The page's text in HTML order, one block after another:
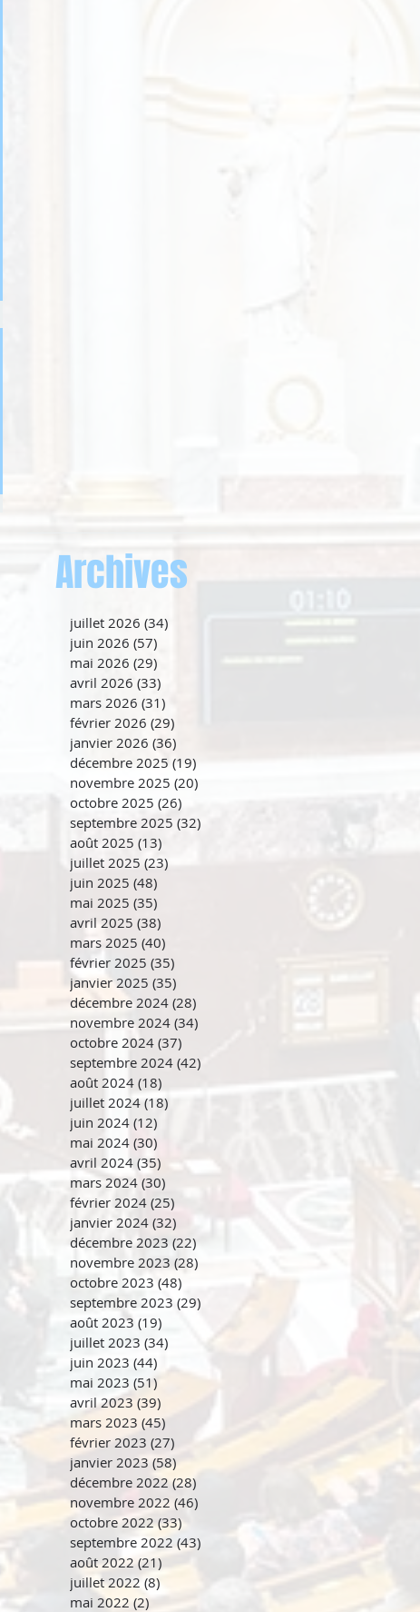
Archives
juillet 2026 (34)
juin 2026 (57)
mai 2026 (29)
avril 2026 (33)
mars 2026 (31)
février 2026 (29)
janvier 2026 (36)
décembre 2025 (19)
novembre 2025 (20)
octobre 2025 (26)
septembre 2025 (32)
août 2025 (13)
juillet 2025 (23)
juin 2025 (48)
mai 2025 (35)
avril 2025 (38)
mars 2025 (40)
février 2025 (35)
janvier 2025 (35)
décembre 2024 (28)
novembre 2024 (34)
octobre 2024 (37)
septembre 2024 (42)
août 2024 (18)
juillet 2024 (18)
juin 2024 (12)
mai 2024 (30)
avril 2024 (35) 35 posts
mars 2024 (30)
février 2024 (25)
janvier 2024 (32) 32 posts
décembre 2023 (22)
novembre 2023 (28)
octobre 2023 (48)
septembre 2023 (29)
août 2023 (19)
juillet 2023 (34) 34 posts
juin 2023 (44)
mai 2023 (51) 51 posts
avril 2023 (39)
mars 2023 (45) 45 posts
février 2023 (27) 27 posts
janvier 2023 (58) 58 posts
décembre 2022 (28)
novembre 2022 (46)
octobre 2022 (33)33 posts
septembre 2022 (43)
août 2022 (21) 21 posts
juillet 2022 (8)
mai 2022 (2) 2 posts